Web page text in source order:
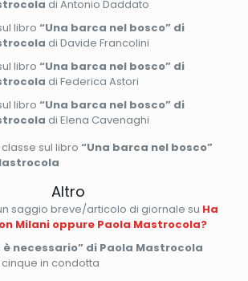
di Antonio Daddato
libro “Una barca nel bosco” di
di Davide Francolini
libro “Una barca nel bosco” di
di Federica Astori
libro “Una barca nel bosco” di
di Elena Cavenaghi
sul libro “Una barca nel bosco”
Altro
saggio breve/articolo di giornale su Ha
Milani oppure Paola Mastrocola?
necessario” di Paola Mastrocola
in condotta